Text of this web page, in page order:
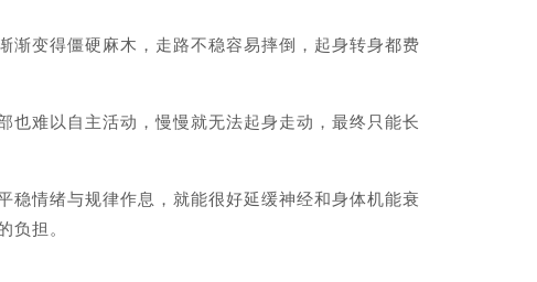
变得僵硬麻木，走路不稳容易摔倒，起身转身都费
难以自主活动，慢慢就无法起身走动，最终只能长
情绪与规律作息，就能很好延缓神经和身体机能衰
担。